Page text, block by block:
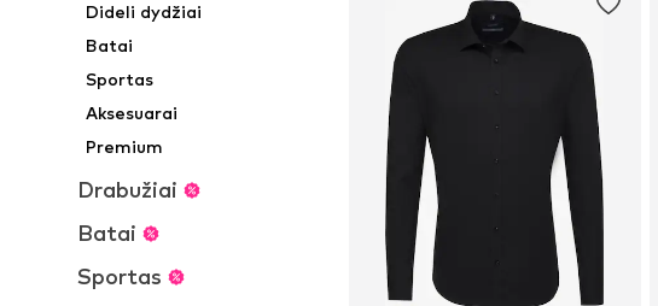
Dideli dydžiai
Batai
Sportas
Aksesuarai
Premium
Drabužiai
Batai
Sportas